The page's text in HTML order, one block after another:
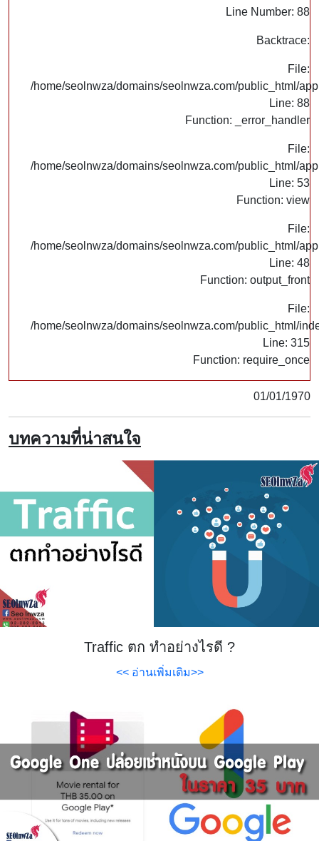
Line Number: 88
Backtrace:
File:
/home/seolnwza/domains/seolnwza.com/public_html/
Line: 88
Function: _error_handler
File:
/home/seolnwza/domains/seolnwza.com/public_html/
Line: 53
Function: view
File:
/home/seolnwza/domains/seolnwza.com/public_html/
Line: 48
Function: output_front
File:
/home/seolnwza/domains/seolnwza.com/public_html/
Line: 315
Function: require_once
01/01/1970
บทความที่น่าสนใจ
Traffic ตก ทำอย่างไรดี ?
<< อ่านเพิ่มเติม>>